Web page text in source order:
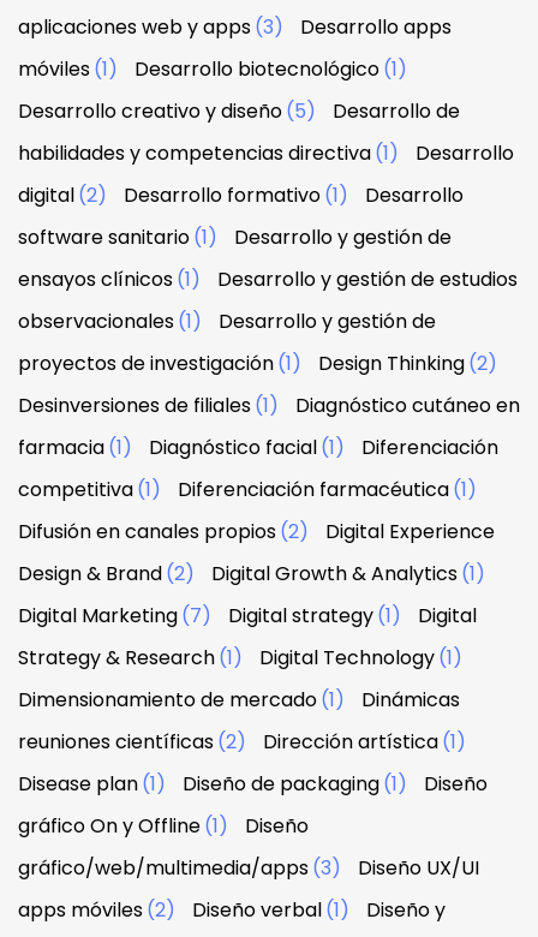
aplicaciones web y apps(3)
Desarrollo apps
móviles(1) Desarrollo biotecnológico(1)
Desarrollo creativo y diseño(5)
Desarrollo de
habilidades y competencias directiva(1)
Desarrollo
digital(2) Desarrollo formativo(1)
Desarrollo
software sanitario(1)
Desarrollo y gestión de
ensayos clínicos(1)
Desarrollo y gestión de estudios
observacionales(1)
Desarrollo y gestión de
proyectos de investigación(1) Design Thinking(2)
Desinversiones de filiales(1)
Diagnóstico cutáneo en
farmacia(1) Diagnóstico facial(1)
Diferenciación
competitiva(1) Diferenciación farmacéutica(1)
Difusión en canales propios(2)
Digital Experience
Design & Brand(2) Digital Growth & Analytics(1)
Digital Marketing(7) Digital strategy(1)
Digital
Strategy & Research(1) Digital Technology(1)
Dimensionamiento de mercado(1)
Dinámicas
reuniones científicas(2) Dirección artística(1)
Disease plan(1) Diseño de packaging(1)
Diseño
gráfico On y Offline(1)
Diseño
gráfico/web/multimedia/apps(3)
Diseño UX/UI
apps móviles(2) Diseño verbal(1)
Diseño y